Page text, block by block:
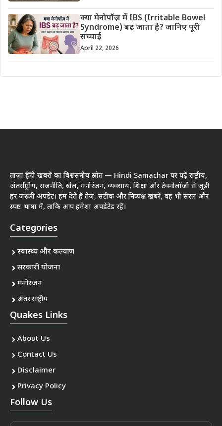
क्या मेनोपॉज़ में IBS (Irritable Bowel
Syndrome) बढ़ जाता है? जानिए पूरी
सच्चाई
April 22, 2026
ताज़ा हिंदी खबरों का विश्वसनीय स्रोत — Hindi Samachar पर पढ़ें राष्ट्रीय,
अंतर्राष्ट्रीय, राजनीति, खेल, मनोरंजन, व्यवसाय, शिक्षा और टेक्नोलॉजी से जुड़ी
हर जरूरी अपडेट। हम देते हैं तेज़, सटीक और निष्पक्ष खबरें, वह भी सरल और
स्पष्ट भाषा में, ताकि आप हमेशा अपडेटेड रहें।
Categories
स्वास्थ्य और कल्याण
सरकारी योजना
मनोरंजन
अंतरराष्ट्रीय
Quakes Links
About Us
Contact Us
Disclaimer
Privacy Policy
Follow Us